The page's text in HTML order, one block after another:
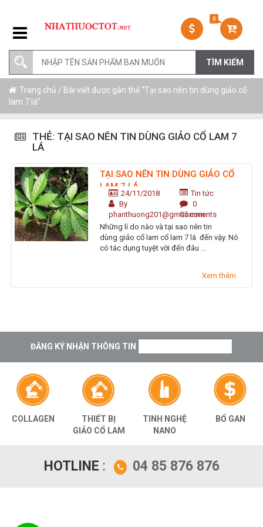
0
Trang chủ / Bài viết được gắn thẻ “Tại sao nên tin dùng giảo cổ
lam 7 lá”
THẺ: TẠI SAO NÊN TIN DÙNG GIẢO CỔ LAM 7
LÁ
TẠI SAO NÊN TIN DÙNG GIẢO CỔ
LAM 7 LÁ
24/11/2018
Tin tức
By
phanthuong201@gmail.com
0
Comments
Những lí do nào và tại sao nên tin
dùng giảo cổ lam cổ lam 7 lá đến vậy. Nó
có tác dụng tuyệt vời đến đâu ...
Xem thêm
ĐĂNG KÝ NHẬN THÔNG TIN
COLLAGEN
THIẾT BỊ
GIẢO CỔ LAM
TINH NGHỆ
NANO
BỔ GAN
HOTLINE : 04 85 876 876